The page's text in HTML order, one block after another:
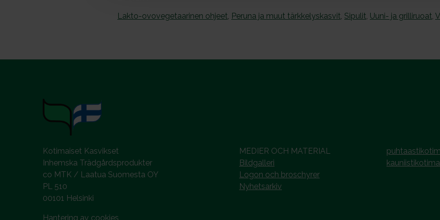
Lakto-ovovegetaarinen ohjeet, Peruna ja muut tärkkelyskasvit, Sipulit, Uuni- ja grilliruoat,
Kotimaiset Kasvikset
Inhemska Trädgårdsprodukter
co MTK / Laatua Suomesta OY
PL 510
00101 Helsinki
Hantering av cookies
MEDIER OCH MATERIAL
Bildgalleri
Logon och broschyrer
Nyhetsarkiv